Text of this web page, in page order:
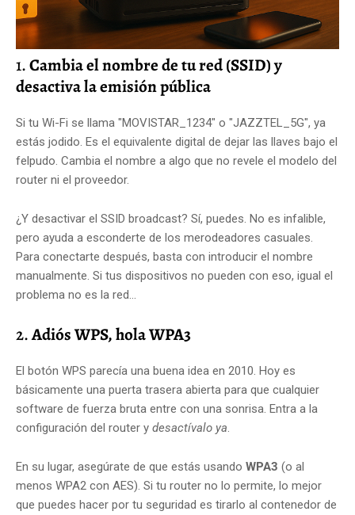
1.Cambia el nombre de tu red (SSID) y
desactiva la emisión pública
Si tu Wi-Fi se llama "MOVISTAR_1234" o "JAZZTEL_5G", ya
estás jodido. Es el equivalente digital de dejar las llaves bajo el
felpudo. Cambia el nombre a algo que no revele el modelo del
router ni el proveedor.
¿Y desactivar el SSID broadcast? Sí, puedes. No es infalible,
pero ayuda a esconderte de los merodeadores casuales.
Para conectarte después, basta con introducir el nombre
manualmente. Si tus dispositivos no pueden con eso, igual el
problema no es la red…
2.Adiós WPS, hola WPA3
El botón WPS parecía una buena idea en 2010. Hoy es
básicamente una puerta trasera abierta para que cualquier
software de fuerza bruta entre con una sonrisa. Entra a la
configuración del router y desactívalo ya.
En su lugar, asegúrate de que estás usando WPA3 (o al
menos WPA2 con AES). Si tu router no lo permite, lo mejor
que puedes hacer por tu seguridad es tirarlo al contenedor de